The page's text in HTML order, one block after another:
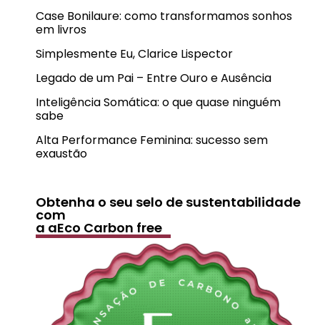
Case Bonilaure: como transformamos sonhos
em livros
Simplesmente Eu, Clarice Lispector
Legado de um Pai – Entre Ouro e Ausência
Inteligência Somática: o que quase ninguém
sabe
Alta Performance Feminina: sucesso sem
exaustão
Obtenha o seu selo de sustentabilidade
com
a aEco Carbon free